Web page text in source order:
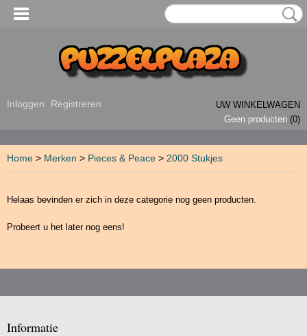
Inloggen Registreren
UW WINKELWAGEN
Geen producten (0)
Home > Merken > Pieces & Peace > 2000 Stukjes
Helaas bevinden er zich in deze categorie nog geen producten.
Probeert u het later nog eens!
Informatie